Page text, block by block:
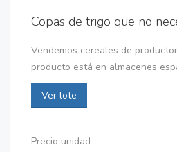
Copas de trigo que no
Vendemos cereales de
producto está en almacenes
Ver lote
Precio unidad